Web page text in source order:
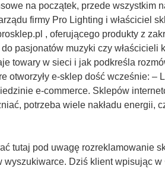
na początek, przede wszystkim
firmy Pro Lighting i właściciel
, oferującego produkty z
pasjonatów muzyki czy właścicieli
towary w sieci i jak podkreśla
otworzyły e-sklep dość wcześnie: –
e-commerce. Sklepów
potrzeba wiele nakładu energii,
tutaj pod uwagę rozreklamowanie
wyszukiwarce. Dziś klient wpisując